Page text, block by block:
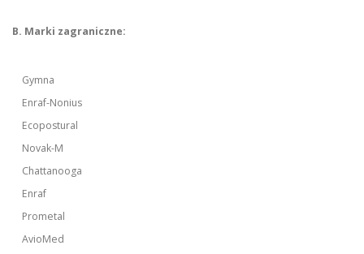
B. Marki zagraniczne:
Gymna
Enraf-Nonius
Ecopostural
Novak-M
Chattanooga
Enraf
Prometal
AvioMed